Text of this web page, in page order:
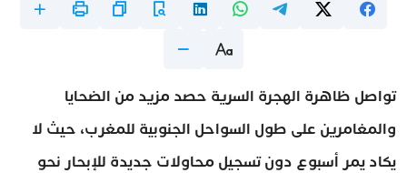
تواصل ظاهرة الهجرة السرية حصد مزيد من الضحايا
والمغامرين على طول السواحل الجنوبية للمغرب، حيث لا
يكاد يمر أسبوع دون تسجيل محاولات جديدة للإبحار نحو